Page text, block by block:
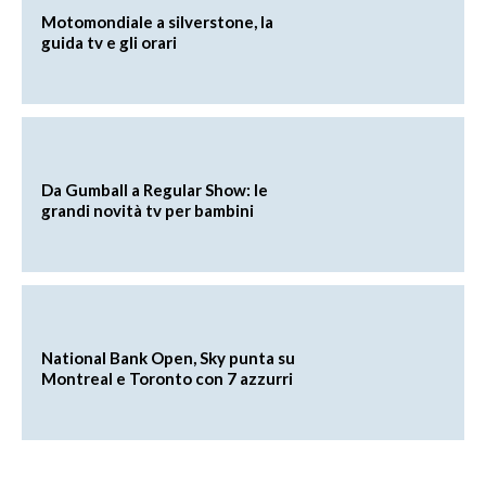
Motomondiale a silverstone, la
guida tv e gli orari
Da Gumball a Regular Show: le
grandi novità tv per bambini
National Bank Open, Sky punta su
Montreal e Toronto con 7 azzurri